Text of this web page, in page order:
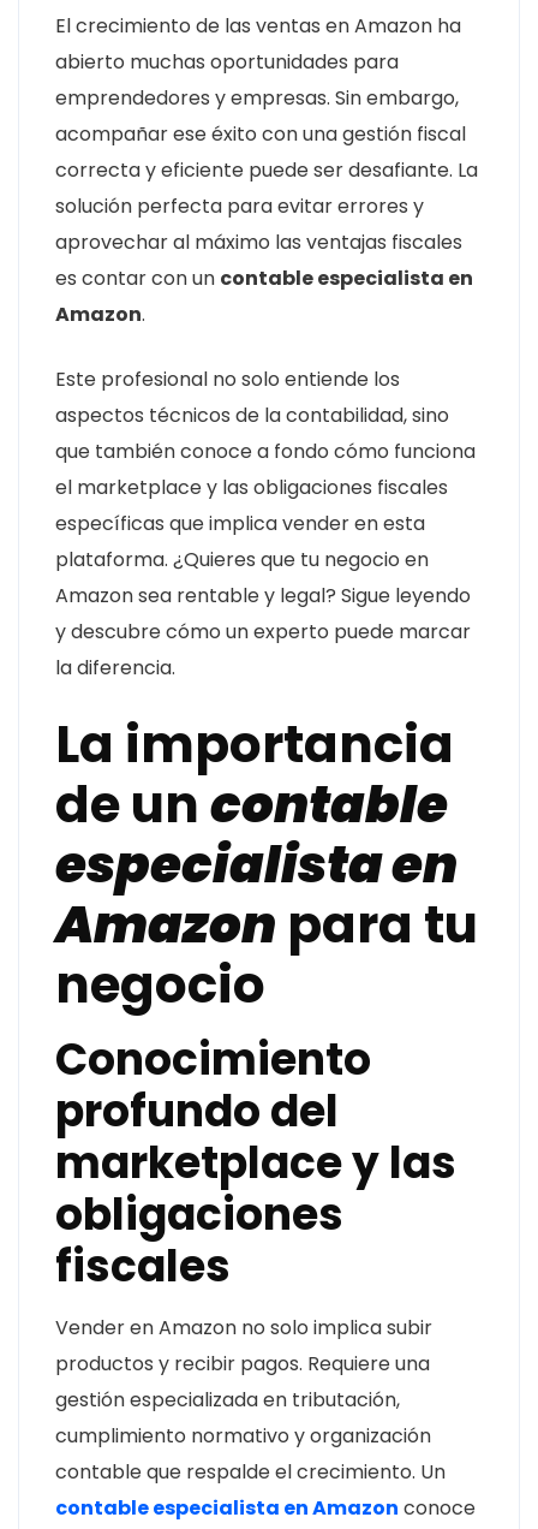
El crecimiento de las ventas en Amazon ha
abierto muchas oportunidades para
emprendedores y empresas. Sin embargo,
acompañar ese éxito con una gestión fiscal
correcta y eficiente puede ser desafiante. La
solución perfecta para evitar errores y
aprovechar al máximo las ventajas fiscales
es contar con un contable especialista en
Amazon.
Este profesional no solo entiende los
aspectos técnicos de la contabilidad, sino
que también conoce a fondo cómo funciona
el marketplace y las obligaciones fiscales
específicas que implica vender en esta
plataforma. ¿Quieres que tu negocio en
Amazon sea rentable y legal? Sigue leyendo
y descubre cómo un experto puede marcar
la diferencia.
La importancia
de uncontable
especialista en
Amazon para tu
negocio
Conocimiento
profundo del
marketplace y las
obligaciones
fiscales
Vender en Amazon no solo implica subir
productos y recibir pagos. Requiere una
gestión especializada en tributación,
cumplimiento normativo y organización
contable que respalde el crecimiento. Un
contable especialista en Amazon conoce